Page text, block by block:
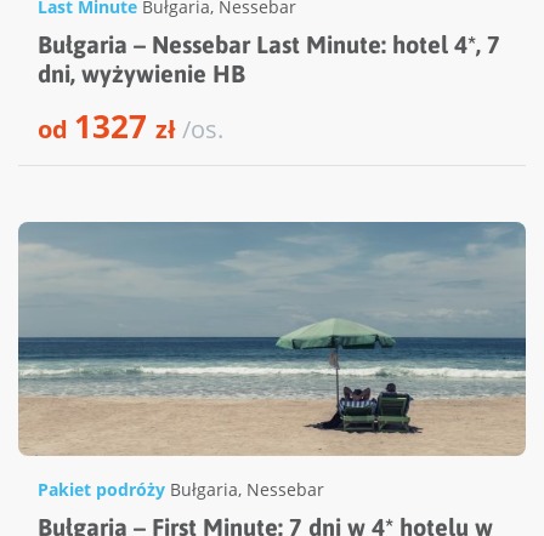
Last Minute Bułgaria, Nessebar
Bułgaria – Nessebar Last Minute: hotel 4*, 7
dni, wyżywienie HB
od 1327 zł/os.
Pakiet podróży Bułgaria, Nessebar
Bułgaria – First Minute: 7 dni w 4* hotelu w